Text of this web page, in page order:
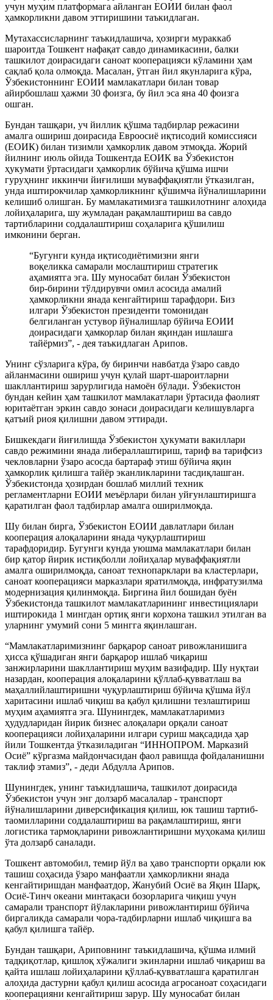
учун муҳим платформага айланган ЕОИИ билан фаол
ҳамкорликни давом эттиришини таъкидлаган.
Мутахассисларнинг таъкидлашича, ҳозирги мураккаб
шароитда Тошкент нафақат савдо динамикасини, балки
ташкилот доирасидаги саноат кооперацияси кўламини ҳам
сақлаб қола олмоқда. Масалан, ўтган йил якунларига кўра,
Ўзбекистоннинг ЕОИИ мамлакатлари билан товар
айирбошлаш ҳажми 30 фоизга, бу йил эса яна 40 фоизга
ошган.
Бундан ташқари, уч йиллик қўшма тадбирлар режасини
амалга ошириш доирасида Евроосиё иқтисодий комиссияси
(ЕОИК) билан тизимли ҳамкорлик давом этмоқда. Жорий
йилнинг июль ойида Тошкентда ЕОИК ва Ўзбекистон
ҳукумати ўртасидаги ҳамкорлик бўйича қўшма ишчи
гуруҳнинг иккинчи йиғилиши муваффақиятли ўтказилган,
унда иштирокчилар ҳамкорликнинг қўшимча йўналишларини
келишиб олишган. Бу мамлакатимизга ташкилотнинг алоҳида
лойиҳаларига, шу жумладан рақамлаштириш ва савдо
тартибларини соддалаштириш соҳаларига қўшилиш
имконини берган.
“Бугунги кунда иқтисодиётимизни янги
воқеликка самарали мослаштириш стратегик
аҳамиятга эга. Шу муносабат билан Ўзбекистон
бир-бирини тўлдирувчи омил асосида амалий
ҳамкорликни янада кенгайтириш тарафдори. Биз
илгари Ўзбекистон президенти томонидан
белгиланган устувор йўналишлар бўйича ЕОИИ
доирасидаги ҳамкорлар билан яқиндан ишлашга
тайёрмиз”, - дея таъкидлаган Арипов.
Унинг сўзларига кўра, бу биринчи навбатда ўзаро савдо
айланмасини ошириш учун қулай шарт-шароитларни
шакллантириш зарурлигида намоён бўлади. Ўзбекистон
бундан кейин ҳам ташкилот мамлакатлари ўртасида фаолият
юритаётган эркин савдо зонаси доирасидаги келишувларга
қатъий риоя қилишни давом эттиради.
Бишкекдаги йиғилишда Ўзбекистон ҳукумати вакиллари
савдо режимини янада либераллаштириш, тариф ва тарифсиз
чекловларни ўзаро асосда бартараф этиш бўйича яқин
ҳамкорлик қилишга тайёр эканликларини тасдиқлашган.
Ўзбекистонда ҳозирдан бошлаб миллий техник
регламентларни ЕОИИ меъёрлари билан уйғунлаштиришга
қаратилган фаол тадбирлар амалга оширилмоқда.
Шу билан бирга, Ўзбекистон ЕОИИ давлатлари билан
кооперация алоқаларини янада чуқурлаштириш
тарафдоридир. Бугунги кунда уюшма мамлакатлари билан
бир қатор йирик истиқболли лойиҳалар муваффақиятли
амалга оширилмоқда, саноат технопарклари ва кластерлари,
саноат кооперацияси марказлари яратилмоқда, инфратузилма
модернизация қилинмоқда. Биргина йил бошидан буён
Ўзбекистонда ташкилот мамлакатларининг инвестициялари
иштирокида 1 мингдан ортиқ янги корхона ташкил этилган ва
уларнинг умумий сони 5 мингга яқинлашган.
“Мамлакатларимизнинг барқарор саноат ривожланишига
ҳисса қўшадиган янги барқарор ишлаб чиқариш
занжирларини шакллантириш муҳим вазифадир. Шу нуқтаи
назардан, кооперация алоқаларини қўллаб-қувватлаш ва
маҳаллийлаштиришни чуқурлаштириш бўйича қўшма йўл
харитасини ишлаб чиқиш ва қабул қилишни тезлаштириш
муҳим аҳамиятга эга. Шунингдек, мамлакатларимиз
ҳудудларидан йирик бизнес алоқалари орқали саноат
кооперацияси лойиҳаларини илгари суриш мақсадида ҳар
йили Тошкентда ўтказиладиган “ИННОПРОМ. Марказий
Осиё” кўргазма майдончасидан фаол равишда фойдаланишни
таклиф этамиз”, - деди Абдулла Арипов.
Шунингдек, унинг таъкидлашича, ташкилот доирасида
Ўзбекистон учун энг долзарб масалалар - транспорт
йўналишларини диверсификация қилиш, юк ташиш тартиб-
таомилларини соддалаштириш ва рақамлаштириш, янги
логистика тармоқларини ривожлантиришни муҳокама қилиш
ўта долзарб саналади.
Тошкент автомобил, темир йўл ва ҳаво транспорти орқали юк
ташиш соҳасида ўзаро манфаатли ҳамкорликни янада
кенгайтиришдан манфаатдор, Жанубий Осиё ва Яқин Шарқ,
Осиё-Тинч океани минтақаси бозорларига чиқиш учун
самарали транспорт йўлакларини ривожлантириш бўйича
биргаликда самарали чора-тадбирларни ишлаб чиқишга ва
қабул қилишга тайёр.
Бундан ташқари, Ариповнинг таъкидлашича, қўшма илмий
тадқиқотлар, қишлоқ хўжалиги экинларни ишлаб чиқариш ва
қайта ишлаш лойиҳаларини қўллаб-қувватлашга қаратилган
алоҳида дастурни қабул қилиш асосида агросаноат соҳасидаги
кооперацияни кенгайтириш зарур. Шу муносабат билан